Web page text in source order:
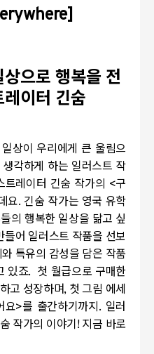
으로 행복을 전
이터 긴숨
상이 우리에게 큰 울림으
각하게 하는 일러스트 작
트레이터 긴숨 작가의 <구
요. 긴숨 작가는 영국 유학
의 행복한 일상을 닮고 싶
어 일러스트 작품을 선보
특유의 감성을 담은 작품
있죠. 첫 월급으로 구매한
고 성장하며, 첫 그림 에세
요>를 출간하기까지. 일러
작가의 이야기! 지금 바로